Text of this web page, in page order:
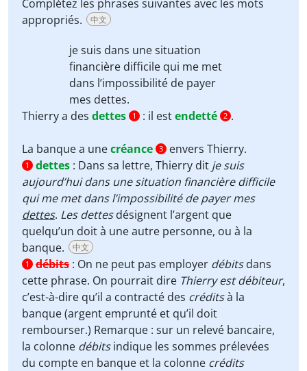
Complétez les phrases suivantes avec les mots
appropriés.
中文
je suis dans une situation
financière difficile qui me met
dans l’impossibilité de payer
mes dettes.
Thierry a des dettes 1 : il estendetté 2 .
La banque a unecréance 3 envers Thierry.
1 dettes : Dans sa lettre, Thierry dit je suis
aujourd’hui dans une situation financière difficile
qui me met dans l’impossibilité de payer mes
dettes. Les dettesdésignent l’argent que
quelqu’un doit à une autre personne, ou à la
banque.
中文
1 débits : On ne peut pas employer débitsdans
cette phrase. On pourrait dire Thierry est débiteur,
c’est-à-dire qu’il a contracté des créditsà la
banque (argent emprunté et qu’il doit
rembourser.) Remarque : sur un relevé bancaire,
la colonne débitsindique les sommes prélevées
du compte en banque et la colonne crédits